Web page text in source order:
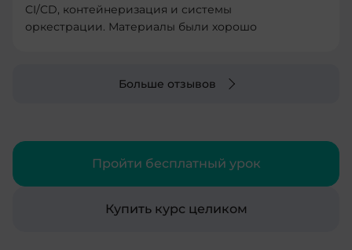
CI/CD, контейнеризация и системы
оркестрации. Материалы были хорошо
помогли закрепить теорию. Рекомендую этот
Больше отзывов
Пройти бесплатный урок
Купить курс целиком